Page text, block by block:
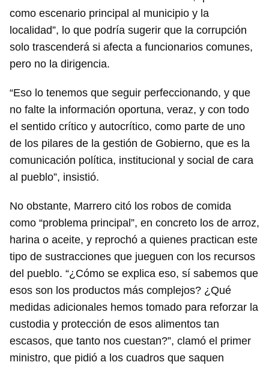
como escenario principal al municipio y la
localidad”, lo que podría sugerir que la corrupción
solo trascenderá si afecta a funcionarios comunes,
pero no la dirigencia.
“Eso lo tenemos que seguir perfeccionando, y que
no falte la información oportuna, veraz, y con todo
el sentido crítico y autocrítico, como parte de uno
de los pilares de la gestión de Gobierno, que es la
comunicación política, institucional y social de cara
al pueblo”, insistió.
No obstante, Marrero citó los robos de comida
como “problema principal”, en concreto los de arroz,
harina o aceite, y reprochó a quienes practican este
tipo de sustracciones que jueguen con los recursos
del pueblo. “¿Cómo se explica eso, sí sabemos que
esos son los productos más complejos? ¿Qué
medidas adicionales hemos tomado para reforzar la
custodia y protección de esos alimentos tan
escasos, que tanto nos cuestan?”, clamó el primer
ministro, que pidió a los cuadros que saquen